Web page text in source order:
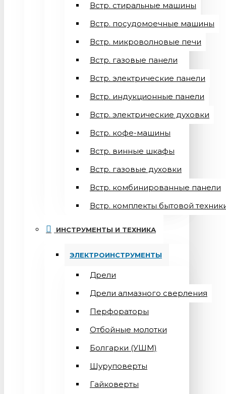
Встр. стиральные машины
Встр. посудомоечные машины
Встр. микроволновые печи
Встр. газовые панели
Встр. электрические панели
Встр. индукционные панели
Встр. электрические духовки
Встр. кофе-машины
Встр. винные шкафы
Встр. газовые духовки
Встр. комбинированные панели
Встр. комплекты бытовой
ИНСТРУМЕНТЫ И ТЕХНИКА
ЭЛЕКТРОИНСТРУМЕНТЫ
Дрели
Дрели алмазного сверления
Перфораторы
Отбойные молотки
Болгарки (УШМ)
Шуруповерты
Гайковерты